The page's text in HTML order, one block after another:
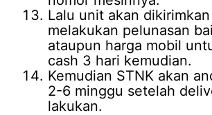
Lalu unit akan
melakukan pelunasan
ataupun harga mobil
cash 3 hari kemudian.
Kemudian STNK akan
2-6 minggu setelah
lakukan.